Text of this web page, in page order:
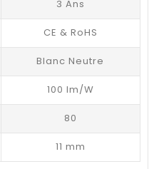
3 Ans
CE & RoHS
Blanc Neutre
100 lm/W
80
11 mm